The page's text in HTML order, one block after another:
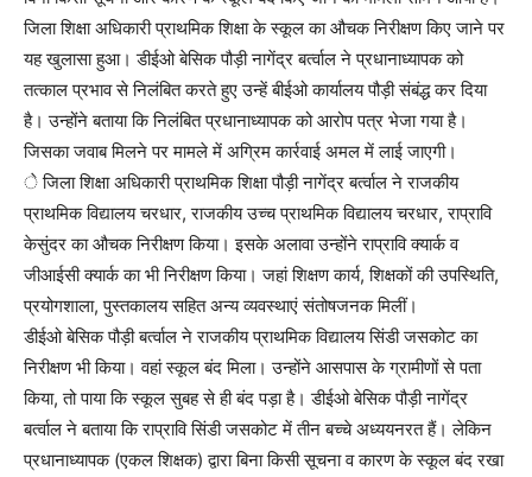
जिला शिक्षा अधिकारी प्राथमिक शिक्षा के स्कूल का औचक निरीक्षण किए जाने पर
यह खुलासा हुआ। डीईओ बेसिक पौड़ी नागेंद्र बर्त्वाल ने प्रधानाध्यापक को
तत्काल प्रभाव से निलंबित करते हुए उन्हें बीईओ कार्यालय पौड़ी संबंद्ध कर दिया
है। उन्होंने बताया कि निलंबित प्रधानाध्यापक को आरोप पत्र भेजा गया है।
जिसका जवाब मिलने पर मामले में अग्रिम कार्रवाई अमल में लाई जाएगी।
े जिला शिक्षा अधिकारी प्राथमिक शिक्षा पौड़ी नागेंद्र बर्त्वाल ने राजकीय
प्राथमिक विद्यालय चरधार, राजकीय उच्च प्राथमिक विद्यालय चरधार, राप्रावि
केसुंदर का औचक निरीक्षण किया। इसके अलावा उन्होंने राप्रावि क्यार्क व
जीआईसी क्यार्क का भी निरीक्षण किया। जहां शिक्षण कार्य, शिक्षकों की उपस्थिति,
प्रयोगशाला, पुस्तकालय सहित अन्य व्यवस्थाएं संतोषजनक मिलीं।
डीईओ बेसिक पौड़ी बर्त्वाल ने राजकीय प्राथमिक विद्यालय सिंडी जसकोट का
निरीक्षण भी किया। वहां स्कूल बंद मिला। उन्होंने आसपास के ग्रामीणों से पता
किया, तो पाया कि स्कूल सुबह से ही बंद पड़ा है। डीईओ बेसिक पौड़ी नागेंद्र
बर्त्वाल ने बताया कि राप्रावि सिंडी जसकोट में तीन बच्चे अध्ययनरत हैं। लेकिन
प्रधानाध्यापक (एकल शिक्षक) द्वारा बिना किसी सूचना व कारण के स्कूल बंद रखा